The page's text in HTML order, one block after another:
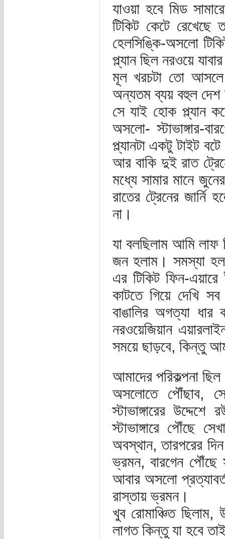
যাওয়া হবে মিড
টিকিট কেটে
হেলসিঙ্কি-অসলো
প্ল্যান ছিল নরওয়ে
মূল খরচটা তো আসলে
অন্যতম ব্যয় বহুল দেশ
সে যাই হোক প্ল্যান
অসলো- স্টাভাঙ্গার-
প্ল্যানটা একটু টাইট
আর বাকি দুই রাত
মধ্যে সামার মানে
রাতের ট্রেনের
না।
যা বলছিলাম আমি
জন হলাম। সমস্যা হল
এর টিকিট ফিন-
কাটতে গিয়ে দেখি
বাঙালির অগত্যা
নরওয়েজিয়ান
সময়ে ছাড়বে, কিন্তু
আমাদের পরিকল্পনা
অসলোতে পৌঁছাব,
স্টাভাঙ্গারের
স্টাভাঙ্গারে পৌঁছে
অবস্থান, তারপরের
ভ্রমন, বারগেন পৌঁছে
আবার অসলো
রাস্তায় ভ্রমন।
খুব রোমাঞ্চিত
লাগত কিন্তু যা হবে